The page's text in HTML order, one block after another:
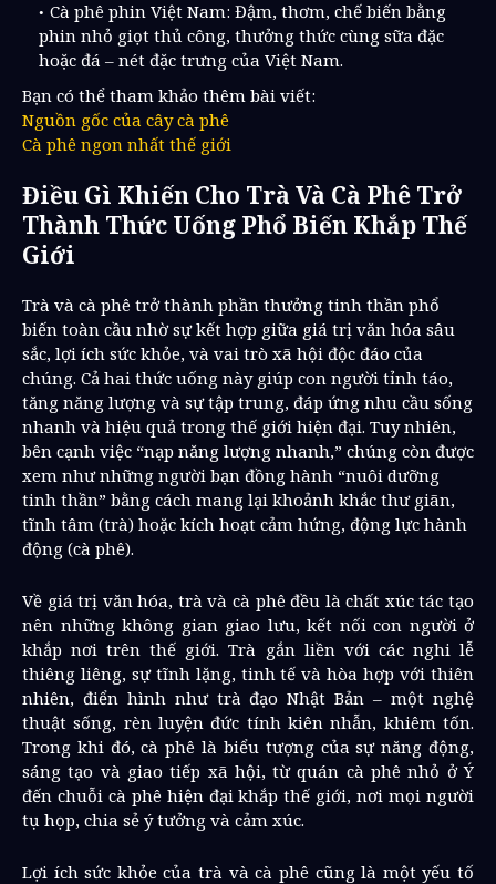
Cà phê phin Việt Nam: Đậm, thơm, chế biến bằng
phin nhỏ giọt thủ công, thưởng thức cùng sữa đặc
hoặc đá – nét đặc trưng của Việt Nam.
Bạn có thể tham khảo thêm bài viết:
Nguồn gốc của cây cà phê
Cà phê ngon nhất thế giới
Điều Gì Khiến Cho Trà Và Cà Phê Trở
Thành Thức Uống Phổ Biến Khắp Thế
Giới
Trà và cà phê trở thành phần thưởng tinh thần phổ
biến toàn cầu nhờ sự kết hợp giữa giá trị văn hóa sâu
sắc, lợi ích sức khỏe, và vai trò xã hội độc đáo của
chúng. Cả hai thức uống này giúp con người tỉnh táo,
tăng năng lượng và sự tập trung, đáp ứng nhu cầu sống
nhanh và hiệu quả trong thế giới hiện đại. Tuy nhiên,
bên cạnh việc “nạp năng lượng nhanh,” chúng còn được
xem như những người bạn đồng hành “nuôi dưỡng
tinh thần” bằng cách mang lại khoảnh khắc thư giãn,
tĩnh tâm (trà) hoặc kích hoạt cảm hứng, động lực hành
động (cà phê).
Về giá trị văn hóa, trà và cà phê đều là chất xúc tác tạo
nên những không gian giao lưu, kết nối con người ở
khắp nơi trên thế giới. Trà gắn liền với các nghi lễ
thiêng liêng, sự tĩnh lặng, tinh tế và hòa hợp với thiên
nhiên, điển hình như trà đạo Nhật Bản – một nghệ
thuật sống, rèn luyện đức tính kiên nhẫn, khiêm tốn.
Trong khi đó, cà phê là biểu tượng của sự năng động,
sáng tạo và giao tiếp xã hội, từ quán cà phê nhỏ ở Ý
đến chuỗi cà phê hiện đại khắp thế giới, nơi mọi người
tụ họp, chia sẻ ý tưởng và cảm xúc.
Lợi ích sức khỏe của trà và cà phê cũng là một yếu tố